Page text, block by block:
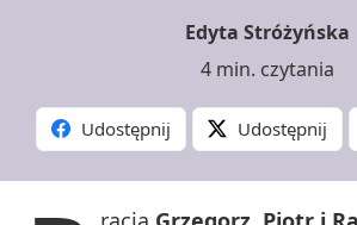
Edyta Stróżyńska
4 min. czytania
Udostępnij Udostępnij